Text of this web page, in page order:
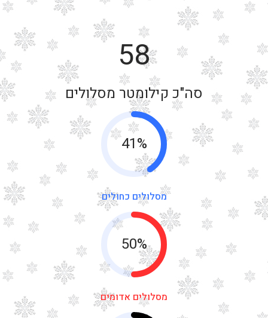
58
סה"כ קילומטר מסלולים
41%
מסלולים כחולים
50%
מסלולים אדומים